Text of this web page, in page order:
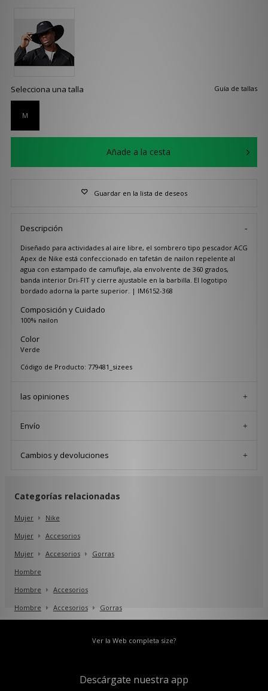
Guía de tallas
Selecciona una talla
M
Añade a la cesta
Guardar en la lista de deseos
Descripción
Diseñado para actividades al aire libre, el sombrero tipo pescador ACG
Apex de Nike está confeccionado en tafetán de nailon repelente al
agua con estampado de camuflaje, ala envolvente de 360 grados,
banda interior Dri-FIT y cierre ajustable en la barbilla. El logotipo
bordado adorna la parte superior. | IM6152-368
Composición y Cuidado
100% nailon
Color
Verde
Código de Producto: 779481_sizees
las opiniones
Envío
Cambios y devoluciones
Categorías relacionadas
Mujer
Nike
Mujer
Accesorios
Mujer
Accesorios
Gorras
Hombre
Hombre
Accesorios
Hombre
Accesorios
Gorras
Ver la Web completa size?
Descárgate nuestra app